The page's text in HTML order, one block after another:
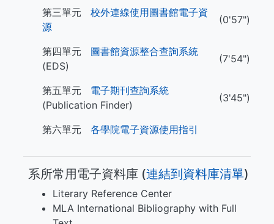
第三單元 校外連線使用圖書館電子資
源
(0'57")
第四單元 圖書館資源整合查詢系統
(EDS)
(7'54")
第五單元 電子期刊查詢系統
(Publication Finder)
(3'45")
第六單元 各學院電子資源使用指引
系所常用電子資料庫 (​​​連結到資料庫清單)
Literary Reference Center
MLA International Bibliography with Full